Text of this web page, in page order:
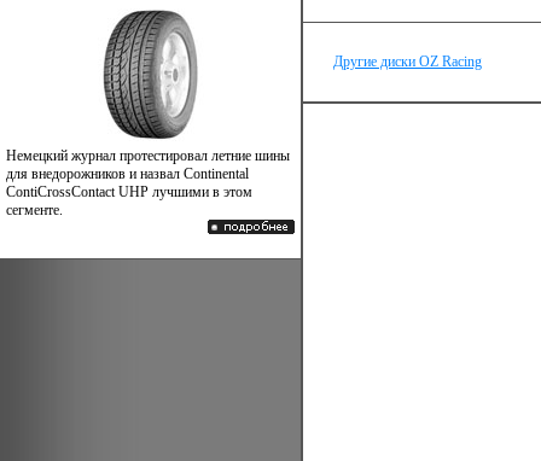
Немецкий журнал протестировал летние шины
для внедорожников и назвал Continental
ContiCrossContact UHP лучшими в этом
сегменте.
Другие диски OZ Racing